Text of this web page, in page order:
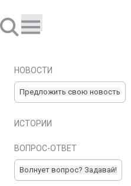
НОВОСТИ
Предложить свою новость
ИСТОРИИ
ВОПРОС-ОТВЕТ
Волнует вопрос? Задавай!